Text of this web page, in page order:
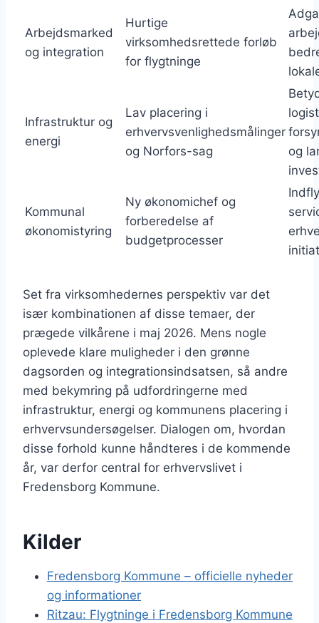
Arbejdsmarked
og integration
Hurtige
virksomhedsrettede forløb
for flygtninge
Infrastruktur og
energi
Lav placering i
erhvervsvenlighedsmålinger
og Norfors-sag
og
Kommunal
økonomistyring
Ny økonomichef og
forberedelse af
budgetprocesser
Set fra virksomhedernes perspektiv var det
især kombinationen af disse temaer, der
prægede vilkårene i maj 2026. Mens nogle
oplevede klare muligheder i den grønne
dagsorden og integrationsindsatsen, så andre
med bekymring på udfordringerne med
infrastruktur, energi og kommunens placering i
erhvervsundersøgelser. Dialogen om, hvordan
disse forhold kunne håndteres i de kommende
år, var derfor central for erhvervslivet i
Fredensborg Kommune.
Kilder
Fredensborg Kommune – officielle nyheder
og informationer
Ritzau: Flygtninge i Fredensborg Kommune